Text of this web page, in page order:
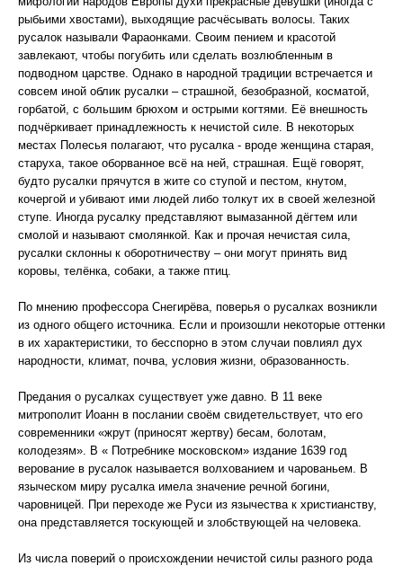
рыбьими хвостами), выходящие расчёсывать волосы. Таких
русалок называли Фараонками. Своим пением и красотой
завлекают, чтобы погубить или сделать возлюбленным в
подводном царстве. Однако в народной традиции встречается и
совсем иной облик русалки – страшной, безобразной, косматой,
горбатой, с большим брюхом и острыми когтями. Её внешность
подчёркивает принадлежность к нечистой силе. В некоторых
местах Полесья полагают, что русалка - вроде женщина старая,
старуха, такое оборванное всё на ней, страшная. Ещё говорят,
будто русалки прячутся в жите со ступой и пестом, кнутом,
кочергой и убивают ими людей либо толкут их в своей железной
ступе. Иногда русалку представляют вымазанной дёгтем или
смолой и называют смолянкой. Как и прочая нечистая сила,
русалки склонны к оборотничеству – они могут принять вид
коровы, телёнка, собаки, а также птиц.
По мнению профессора Снегирёва, поверья о русалках возникли
из одного общего источника. Если и произошли некоторые оттенки
в их характеристики, то бесспорно в этом случаи повлиял дух
народности, климат, почва, условия жизни, образованность.
Предания о русалках существует уже давно. В 11 веке
митрополит Иоанн в послании своём свидетельствует, что его
современники «жрут (приносят жертву) бесам, болотам,
колодезям». В « Потребнике московском» издание 1639 год
верование в русалок называется волхованием и чарованьем. В
языческом миру русалка имела значение речной богини,
чаровницей. При переходе же Руси из язычества к христианству,
она представляется тоскующей и злобствующей на человека.
Из числа поверий о происхождении нечистой силы разного рода